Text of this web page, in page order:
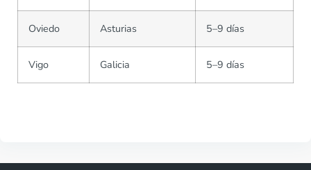
Oviedo Asturias 5–9 días
Vigo Galicia 5–9 días